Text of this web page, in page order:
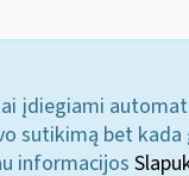
įdiegiami
sutikimą bet
informacijos